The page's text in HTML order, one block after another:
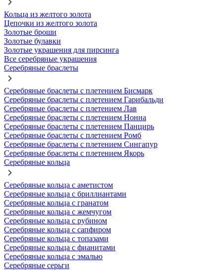
Кольца из желтого золота
Цепочки из желтого золота
Золотые броши
Золотые булавки
Золотые украшения для пирсинга
Все серебряные украшения
Серебряные браслеты
Серебряные браслеты с плетением Бисмарк
Серебряные браслеты с плетением Гарибальди
Серебряные браслеты с плетением Лав
Серебряные браслеты с плетением Нонна
Серебряные браслеты с плетением Панцирь
Серебряные браслеты с плетением Ромб
Серебряные браслеты с плетением Сингапур
Серебряные браслеты с плетением Якорь
Серебряные кольца
Серебряные кольца с аметистом
Серебряные кольца с бриллиантами
Серебряные кольца с гранатом
Серебряные кольца с жемчугом
Серебряные кольца с рубином
Серебряные кольца с сапфиром
Серебряные кольца с топазами
Серебряные кольца с фианитами
Серебряные кольца с эмалью
Серебряные серьги